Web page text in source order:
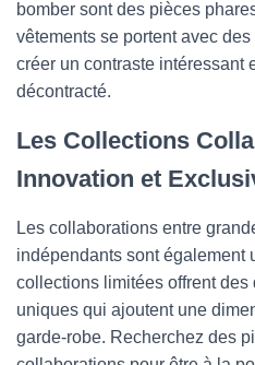
bomber sont des pièces
vêtements se portent avec
créer un contraste intéressant
décontracté.
Les Collections
Innovation et
Les collaborations entre
indépendants sont également
collections limitées offrent
uniques qui ajoutent une
garde-robe. Recherchez des